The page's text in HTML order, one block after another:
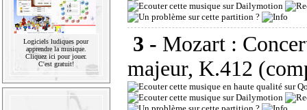
Logiciels ludiques pour
apprendre la musique.
Cliquez ici pour jouer.
C'est gratuit!
3 - Mozart :
majeur, K.412